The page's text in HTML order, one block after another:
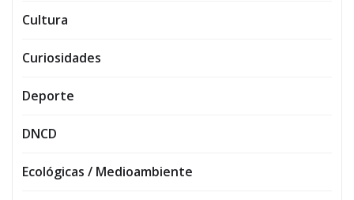
Cultura
Curiosidades
Deporte
DNCD
Ecológicas / Medioambiente